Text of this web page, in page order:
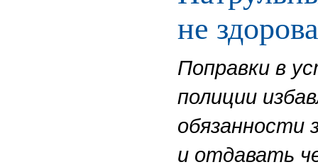
не
Поправки в
полиции
обязанности
и отдавать